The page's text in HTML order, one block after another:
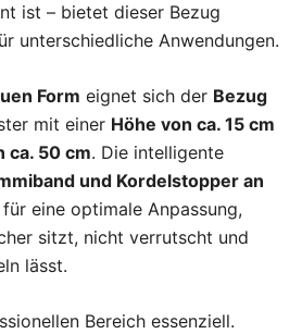
ist – bietet dieser Bezug
unterschiedliche Anwendungen.
Form eignet sich der Bezug
mit einer Höhe von ca. 15 cm
ca. 50 cm. Die intelligente
und Kordelstopper an
eine optimale Anpassung,
sitzt, nicht verrutscht und
lässt.
Bereich essenziell.